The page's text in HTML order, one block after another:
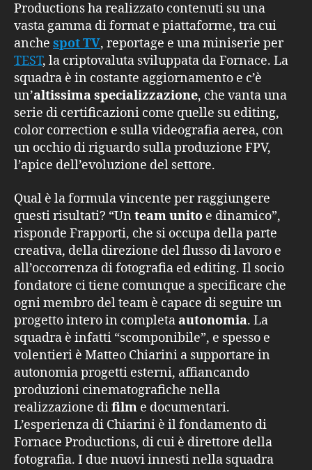
Productions ha realizzato contenuti su una
vasta gamma di format e piattaforme, tra cui
anche spot TV, reportage e una miniserie per
TEST, la criptovaluta sviluppata da Fornace. La
squadra è in costante aggiornamento e c’è
un’altissima specializzazione, che vanta una
serie di certificazioni come quelle su editing,
color correction e sulla videografia aerea, con
un occhio di riguardo sulla produzione FPV,
l’apice dell’evoluzione del settore.
Qual è la formula vincente per raggiungere
questi risultati? “Un team unito e dinamico”,
risponde Frapporti, che si occupa della parte
creativa, della direzione del flusso di lavoro e
all’occorrenza di fotografia ed editing. Il socio
fondatore ci tiene comunque a specificare che
ogni membro del team è capace di seguire un
progetto intero in completaautonomia. La
squadra è infatti “scomponibile”, e spesso e
volentieri è Matteo Chiarini a supportare in
autonomia progetti esterni, affiancando
produzioni cinematografiche nella
realizzazione difilm e documentari.
L’esperienza di Chiarini è il fondamento di
Fornace Productions, di cui è direttore della
fotografia. I due nuovi innesti nella squadra